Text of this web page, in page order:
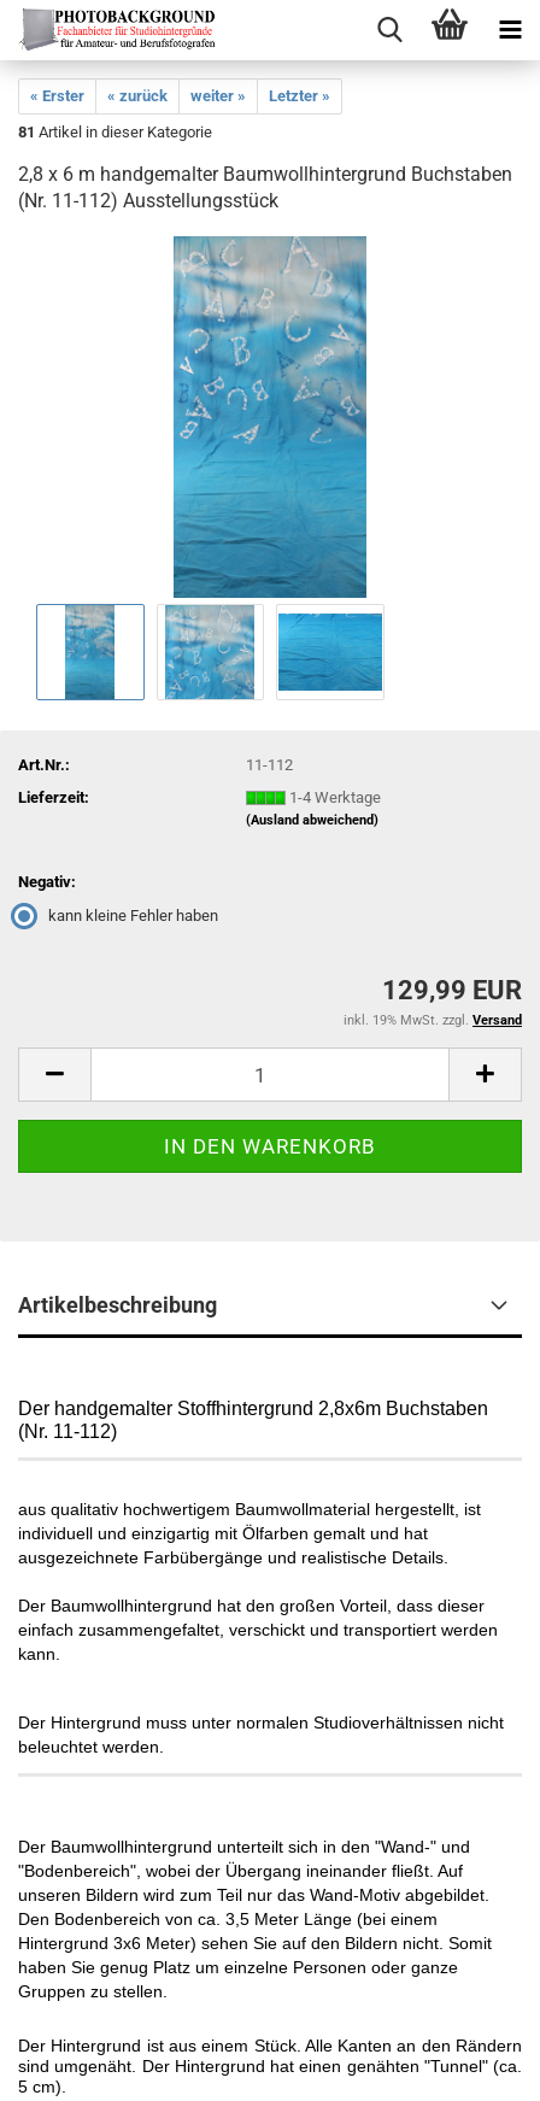
« Erster « zurück weiter »
Letzter »
81 Artikel in dieser Kategorie
2,8 x 6 m handgemalter Baumwollhintergrund Buchstaben
(Nr. 11-112) Ausstellungsstück
Art.Nr.:
11-112
Lieferzeit:
1-4 Werktage
(Ausland abweichend)
Negativ:
kann kleine Fehler haben
129,99 EUR
inkl. 19% MwSt. zzgl. Versand
Artikelbeschreibung
Der handgemalter Stoffhintergrund 2,8x6m Buchstaben
(Nr. 11-112)
aus qualitativ hochwertigem Baumwollmaterial hergestellt, ist
individuell und einzigartig mit Ölfarben gemalt und hat
ausgezeichnete Farbübergänge und realistische Details.
Der Baumwollhintergrund hat den großen Vorteil, dass dieser
einfach zusammengefaltet, verschickt und transportiert werden
kann.
Der Hintergrund muss unter normalen Studioverhältnissen nicht
beleuchtet werden.
Der Baumwollhintergrund unterteilt sich in den "Wand-" und
"Bodenbereich", wobei der Übergang ineinander fließt. Auf
unseren Bildern wird zum Teil nur das Wand-Motiv abgebildet.
Den Bodenbereich von ca. 3,5 Meter Länge (bei einem
Hintergrund 3x6 Meter) sehen Sie auf den Bildern nicht. Somit
haben Sie genug Platz um einzelne Personen oder ganze
Gruppen zu stellen.
Der Hintergrund ist aus einem Stück. Alle Kanten an den Rändern
sind umgenäht. Der Hintergrund hat einen genähten "Tunnel" (ca.
5 cm).